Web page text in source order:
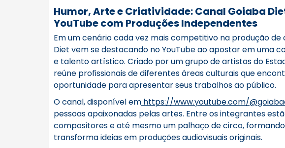
Humor, Arte e Criatividade: Canal Goiaba
YouTube com Produções Independentes
Em um cenário cada vez mais competitivo na produção
Diet vem se destacando no YouTube ao apostar em uma
e talento artístico. Criado por um grupo de artistas do
reúne profissionais de diferentes áreas culturais que
oportunidade para apresentar seus trabalhos ao público.
O canal, disponível em https://www.youtube.com/
pessoas apaixonadas pelas artes. Entre os integrantes
compositores e até mesmo um palhaço de circo,
transforma ideias em produções audiovisuais originais.